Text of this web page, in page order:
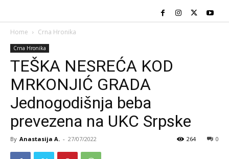
Home Crna Hronika
Crna Hronika
TEŠKA NESREĆA KOD
MRKONJIĆ GRADA
Jednogodišnja beba
prevezena na UKC Srpske
By Anastasija A. - 27/07/2022 0
264